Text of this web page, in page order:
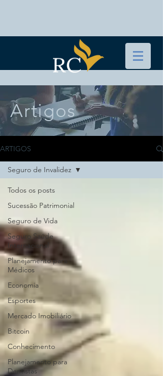
Artigos
ARTIGOS
Todos os posts
Sucessão Patrimonial
Seguro de Vida
Seguro Saúde
Internacional
Planejamento para
Médicos
Economia
Esportes
Mercado Imobiliário
Bitcoin
Conhecimento
Planejamento para
Dentistas
Seguro de Invalidez